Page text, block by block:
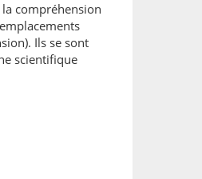
compréhension
Ils se sont
scientifique